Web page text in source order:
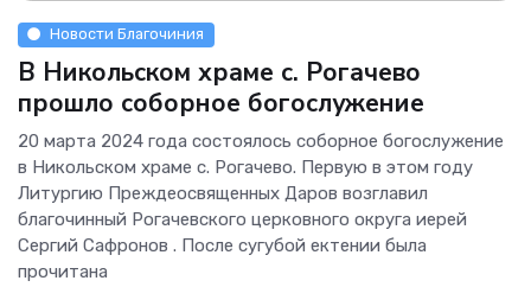
Новости Благочиния
В Никольском храме с. Рогачево
прошло соборное богослужение
20 марта 2024 года состоялось соборное богослужение
в Никольском храме с. Рогачево. Первую в этом году
Литургию Преждеосвященных Даров возглавил
благочинный Рогачевского церковного округа иерей
Сергий Сафронов . После сугубой ектении была
прочитана